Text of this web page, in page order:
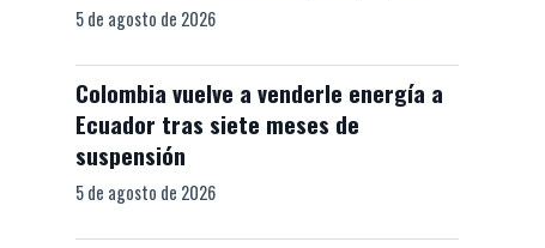
5 de agosto de 2026
Colombia vuelve a venderle energía a
Ecuador tras siete meses de
suspensión
5 de agosto de 2026